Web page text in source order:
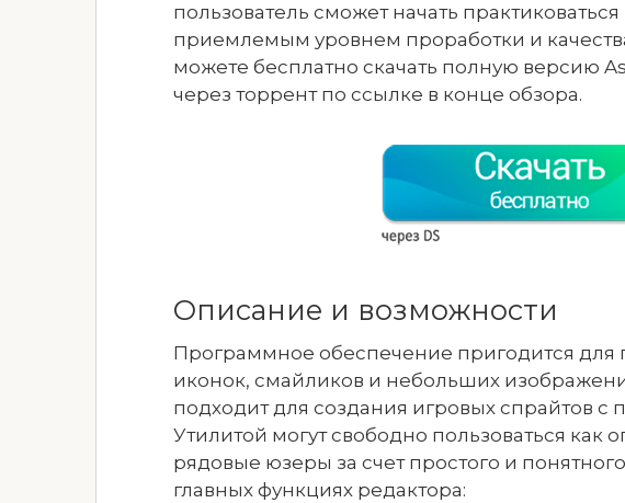
пользователь сможет начать
приемлемым уровнем проработки и
можете бесплатно скачать полную версию
через торрент по ссылке в конце обзора.
Описание и возможности
Программное обеспечение пригодится для
иконок, смайликов и небольших
подходит для создания игровых спрайтов
Утилитой могут свободно пользоваться как
рядовые юзеры за счет простого и
главных функциях редактора: